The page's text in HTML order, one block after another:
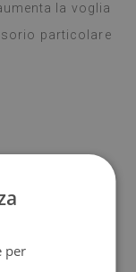
la voglia
particolare
per